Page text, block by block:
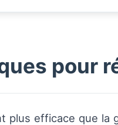
pour
plus efficace que la